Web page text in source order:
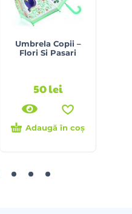
Umbrela Copii –
Flori Si Pasari
50lei
Adaugă în coș